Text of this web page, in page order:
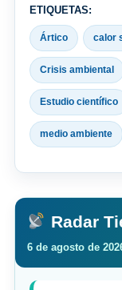
ETIQUETAS:
Ártico calor
Crisis ambiental
Estudio científico
medio ambiente
Radar
6 de agosto de